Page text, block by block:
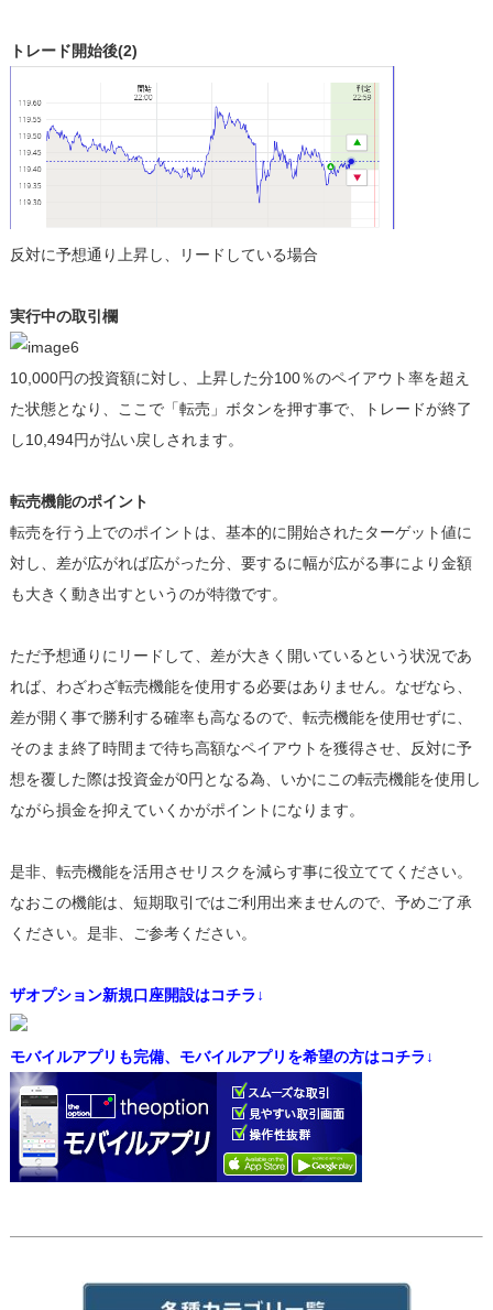
トレード開始後(2)
反対に予想通り上昇し、リードしている場合
実行中の取引欄
10,000円の投資額に対し、上昇した分100％のペイアウト率を超え
た状態となり、ここで「転売」ボタンを押す事で、トレードが終了
し10,494円が払い戻しされます。
転売機能のポイント
転売を行う上でのポイントは、基本的に開始されたターゲット値に
対し、差が広がれば広がった分、要するに幅が広がる事により金額
も大きく動き出すというのが特徴です。
ただ予想通りにリードして、差が大きく開いているという状況であ
れば、わざわざ転売機能を使用する必要はありません。なぜなら、
差が開く事で勝利する確率も高なるので、転売機能を使用せずに、
そのまま終了時間まで待ち高額なペイアウトを獲得させ、反対に予
想を覆した際は投資金が0円となる為、いかにこの転売機能を使用し
ながら損金を抑えていくかがポイントになります。
是非、転売機能を活用させリスクを減らす事に役立ててください。
なおこの機能は、短期取引ではご利用出来ませんので、予めご了承
ください。是非、ご参考ください。
ザオプション新規口座開設はコチラ↓
モバイルアプリも完備、モバイルアプリを希望の方はコチラ↓